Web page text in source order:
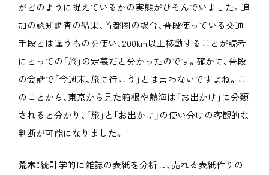
がどのように捉えているかの実態がひそんでいました。追
加の認知調査の結果、首都圏の場合、普段使っている交通
手段とは違うものを使い、200km以上移動することが読者
にとっての「旅」の定義だと分かったのです。確かに、普段
の会話で「今週末、旅に行こう」とは言わないですよね。こ
のことから、東京から見た箱根や熱海は「お出かけ」に分類
されると分かり、「旅」と「お出かけ」の使い分けの客観的な
判断が可能になりました。
荒木：統計学的に雑誌の表紙を分析し、売れる表紙作りの